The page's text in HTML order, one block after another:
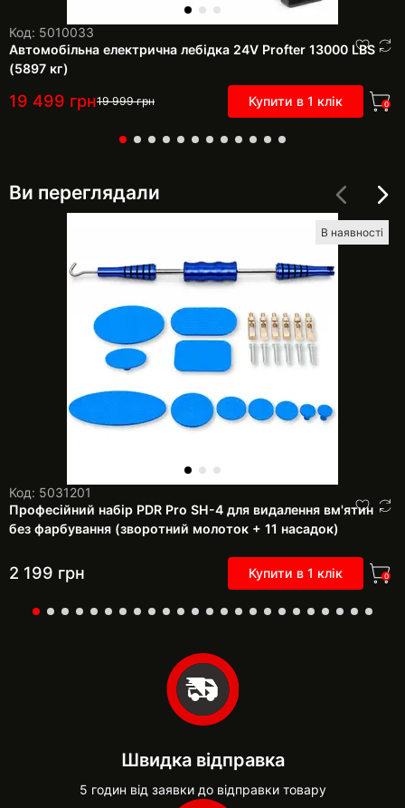
Код: 5010033
Автомобільна електрична лебідка 24V Profter 13000 LBS
(5897 кг)
19 499 грн19 999грн Купити в 1 клік 0
Ви переглядали
В наявності
Код: 5031201
Професійний набір PDR Pro SH-4 для видалення вм'ятин
без фарбування (зворотний молоток + 11 насадок)
2 199 грн Купити в 1 клік 0
Швидка відправка
5 годин від заявки до відправки товару